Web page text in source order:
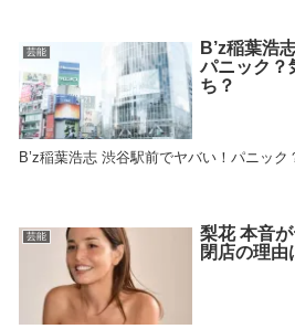
芸能
B’z稲葉浩
パニック？
ち？
B’z稲葉浩志 渋谷駅前でヤバい！パニック
芸能
梨花 本音
閉店の理由